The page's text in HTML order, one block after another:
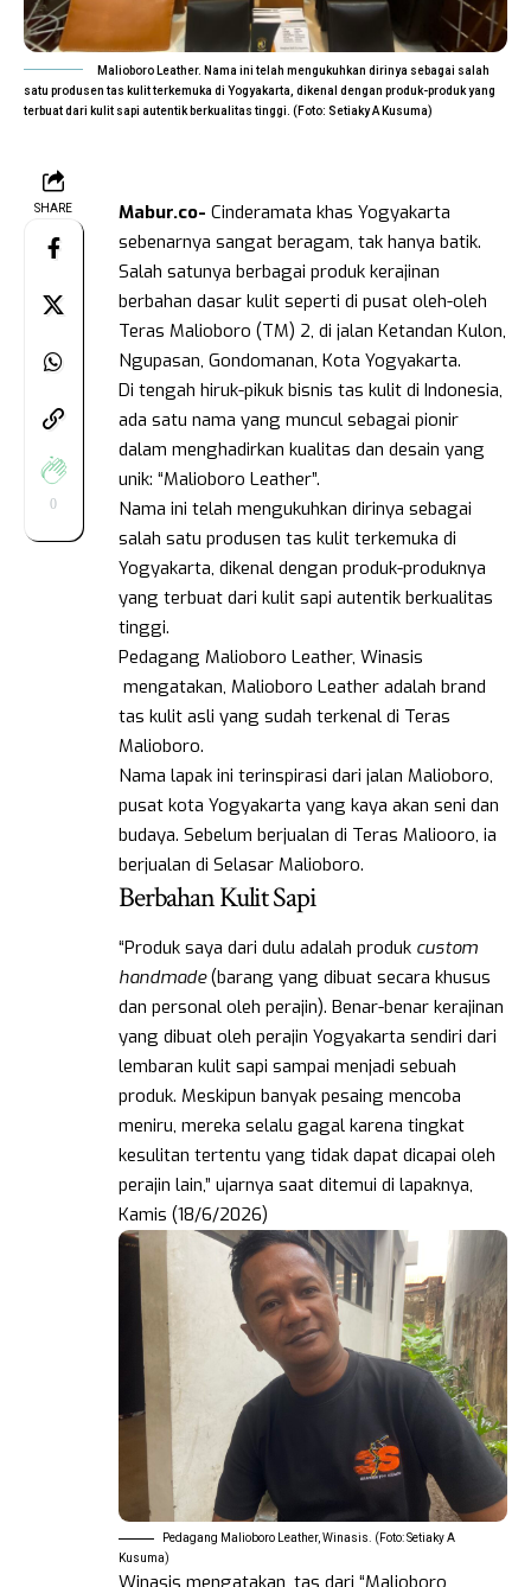
Malioboro Leather. Nama ini telah mengukuhkan dirinya sebagai salah
satu produsen tas kulit terkemuka di Yogyakarta, dikenal dengan produk-produk yang
terbuat dari kulit sapi autentik berkualitas tinggi. (Foto: Setiaky A Kusuma)
SHARE
0
Mabur.co- Cinderamata khas Yogyakarta
sebenarnya sangat beragam, tak hanya batik.
Salah satunya berbagai produk kerajinan
berbahan dasar kulit seperti di pusat oleh-oleh
Teras Malioboro (TM) 2, di jalan Ketandan Kulon,
Ngupasan, Gondomanan, Kota Yogyakarta.
Di tengah hiruk-pikuk bisnis tas kulit di Indonesia,
ada satu nama yang muncul sebagai pionir
dalam menghadirkan kualitas dan desain yang
unik: “Malioboro Leather”.
Nama ini telah mengukuhkan dirinya sebagai
salah satu produsen tas kulit terkemuka di
Yogyakarta, dikenal dengan produk-produknya
yang terbuat dari kulit sapi autentik berkualitas
tinggi.
Pedagang Malioboro Leather, Winasis
mengatakan, Malioboro Leather adalah brand
tas kulit asli yang sudah terkenal di Teras
Malioboro.
Nama lapak ini terinspirasi dari jalan Malioboro,
pusat kota Yogyakarta yang kaya akan seni dan
budaya. Sebelum berjualan di Teras Maliooro, ia
berjualan di Selasar Malioboro.
Berbahan Kulit Sapi
“Produk saya dari dulu adalah produk custom
handmade(barang yang dibuat secara khusus
dan personal oleh perajin). Benar-benar kerajinan
yang dibuat oleh perajin Yogyakarta sendiri dari
lembaran kulit sapi sampai menjadi sebuah
produk. Meskipun banyak pesaing mencoba
meniru, mereka selalu gagal karena tingkat
kesulitan tertentu yang tidak dapat dicapai oleh
perajin lain,” ujarnya saat ditemui di lapaknya,
Kamis (18/6/2026)
Pedagang Malioboro Leather, Winasis. (Foto: Setiaky A
Kusuma)